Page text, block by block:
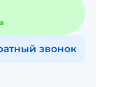
звонок